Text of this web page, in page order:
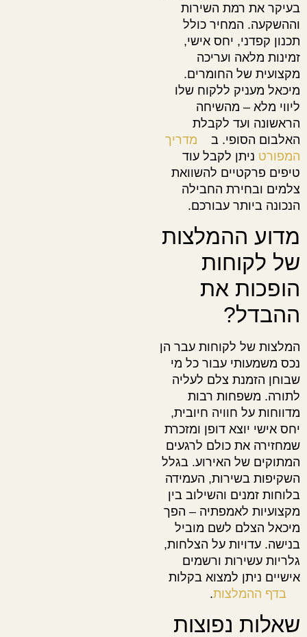
בעיקר את רמת השירות
וההשקעה. המחיר כולל
תכנון קפדני, יחס אישי,
זמינות מלאה ועריכה
מקצועית של החומרים.
מיכאל מעניק ללקוח שלו
ליווי מלא – מהשיחה
הראשונה ועד לקבלת
האלבום הסופי. ב
מדריך
המפורט ניתן לקבל עוד
טיפים פרקטיים להשוואת
צלמים ובחירת החבילה
הנכונה ביותר עבורכם.
מדוע ההמלצות
של לקוחות
הופכות את
ההבדל?
המלצות של לקוחות עבר הן
נכס משמעותי עבור כל מי
שבוחן הזמנת צלם לעליה
לתורה. משפחות רבות
מדווחות על חוויה חיובית,
יחס אישי יוצא דופן ומזכרת
שמחזירה את כולם לרגעים
המתוקים של האירוע. בגלל
השקיפות בשירות, העמידה
בלוחות זמנים והשילוב בין
מקצועיות לאמפתיה – הפך
מיכאל הצלם לשם מוביל
בנישה. עדויות על הצלחות,
גלריות עשירות ורשמים
אישיים ניתן למצוא בקלות
בדף ההמלצות.
שאלות נפוצות